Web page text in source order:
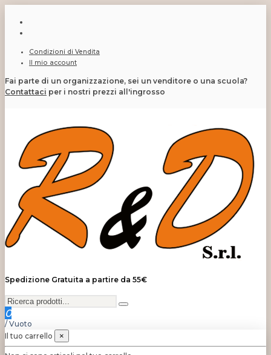
Condizioni di Vendita
Il mio account
Fai parte di un organizzazione, sei un venditore o una scuola?
Contattaci per i nostri prezzi all'ingrosso
Spedizione Gratuita a partire da 55€
0
/ Vuoto
Il tuo carrello
×